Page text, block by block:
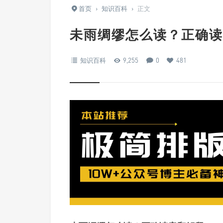
首页 › 知识百科 › 正文
未雨绸缪怎么读？正确
知识百科 9,255 0 481